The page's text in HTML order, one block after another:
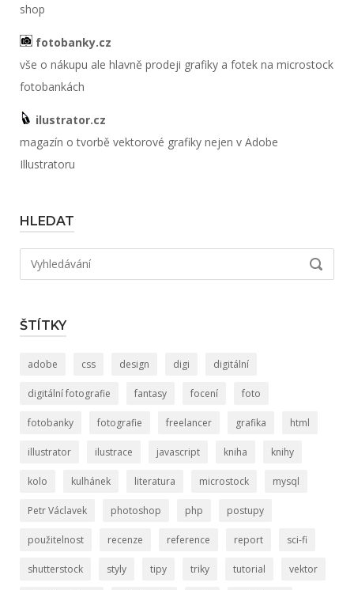
shop
fotobanky.cz
vše o nákupu ale hlavně prodeji grafiky a fotek na microstock
fotobankách
ilustrator.cz
magazín o tvorbě vektorové grafiky nejen v Adobe
Illustratoru
HLEDAT
ŠTÍTKY
adobe css design digi digitální
digitální fotografie fantasy focení foto
fotobanky fotografie freelancer grafika html
illustrator ilustrace javascript kniha knihy
kolo kulhánek literatura microstock mysql
Petr Václavek photoshop php postupy
použitelnost recenze reference report sci-fi
shutterstock styly tipy triky tutorial vektor